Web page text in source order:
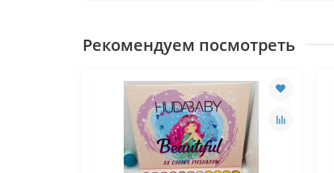
Рекомендуем посмотреть